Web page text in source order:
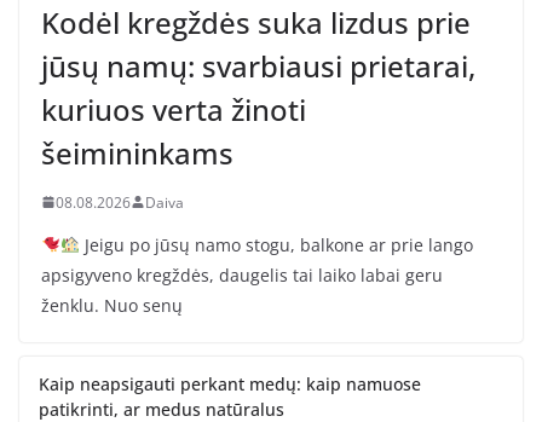
Kodėl kregždės suka lizdus prie
jūsų namų: svarbiausi prietarai,
kuriuos verta žinoti
šeimininkams
08.08.2026 Daiva
Jeigu po jūsų namo stogu, balkone ar prie lango
apsigyveno kregždės, daugelis tai laiko labai geru
ženklu. Nuo senų
Kaip neapsigauti perkant medų: kaip namuose
patikrinti, ar medus natūralus